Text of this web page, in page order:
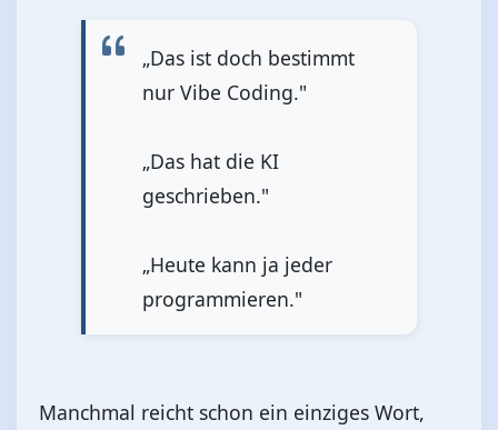
„Das ist doch bestimmt
nur Vibe Coding."
„Das hat die KI
geschrieben."
„Heute kann ja jeder
programmieren."
Manchmal reicht schon ein einziges Wort,